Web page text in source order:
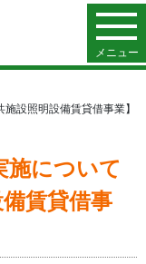
メニュー
設照明設備賃貸借事業】
施について
備賃貸借事